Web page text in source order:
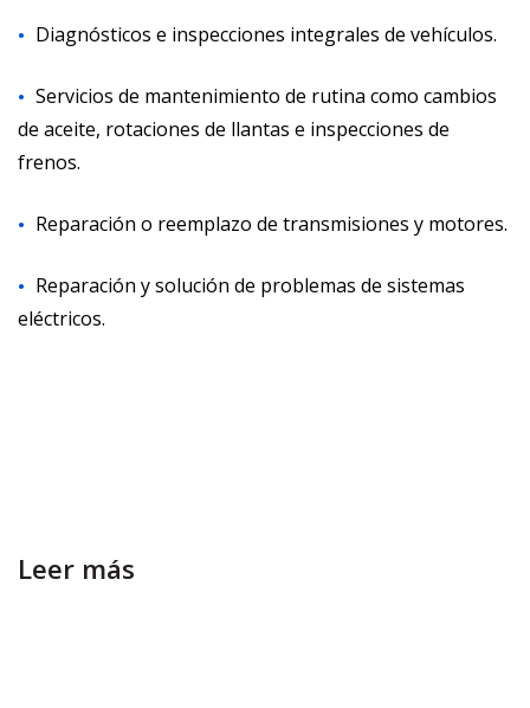
Diagnósticos e inspecciones integrales de vehículos.
Servicios de mantenimiento de rutina como cambios
de aceite, rotaciones de llantas e inspecciones de
frenos.
Reparación o reemplazo de transmisiones y motores.
Reparación y solución de problemas de sistemas
eléctricos.
Leer más